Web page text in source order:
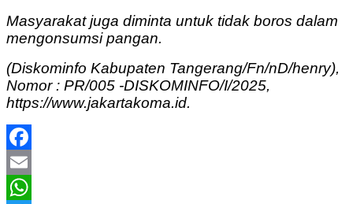
Masyarakat juga diminta untuk tidak boros dalam
mengonsumsi pangan.
(Diskominfo Kabupaten Tangerang/Fn/nD/henry),
Nomor : PR/005 -DISKOMINFO/I/2025,
https://www.jakartakoma.id.
Facebook
Email